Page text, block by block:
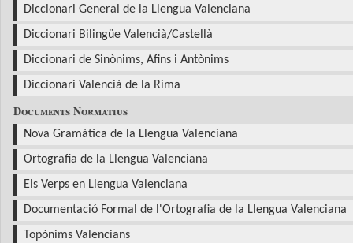
Diccionari General de la Llengua Valenciana
Diccionari Bilingüe Valencià/Castellà
Diccionari de Sinònims, Afins i Antònims
Diccionari Valencià de la Rima
Documents Normatius
Nova Gramàtica de la Llengua Valenciana
Ortografia de la Llengua Valenciana
Els Verps en Llengua Valenciana
Documentació Formal de l'Ortografia de la Llengua Valenciana
Topònims Valencians